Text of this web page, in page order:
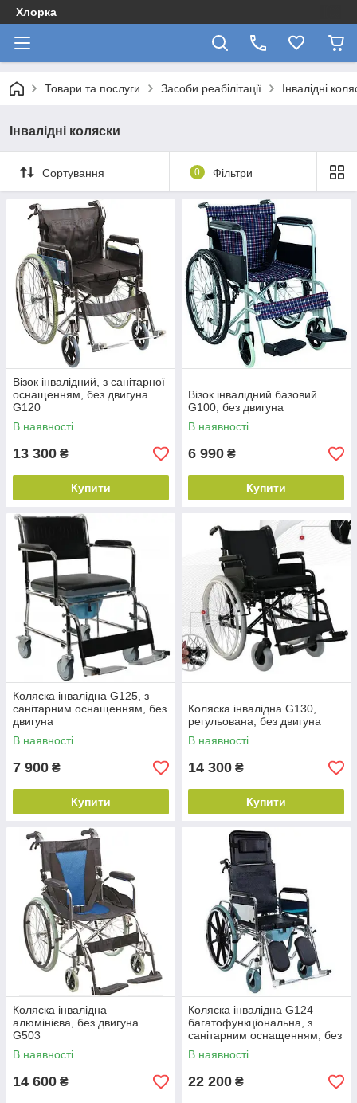
Хлорка
Товари та послуги Засоби реабілітації Інвалідні
Інвалідні коляски
Сортування 0 Фільтри
Візок інвалідний, з санітарної
оснащенням, без двигуна
G120
В наявності
13 300 ₴
Купити
Візок інвалідний базовий
G100, без двигуна
В наявності
6 990 ₴
Купити
Коляска інвалідна G125, з
санітарним оснащенням, без
двигуна
В наявності
7 900 ₴
Купити
Коляска інвалідна G130,
регульована, без двигуна
В наявності
14 300 ₴
Купити
Коляска інвалідна
алюмінієва, без двигуна
G503
В наявності
14 600 ₴
Коляска інвалідна G124
багатофункціональна, з
санітарним оснащенням, без
двигуна
В наявності
22 200 ₴